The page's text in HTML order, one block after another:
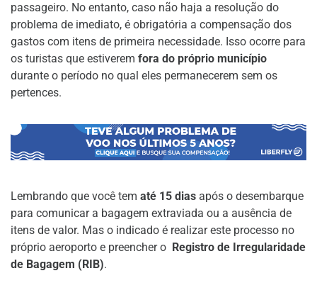
passageiro. No entanto, caso não haja a resolução do
problema de imediato, é obrigatória a compensação dos
gastos com itens de primeira necessidade. Isso ocorre para
os turistas que estiverem fora do próprio município
durante o período no qual eles permanecerem sem os
pertences.
Lembrando que você tem até 15 dias após o desembarque
para comunicar a bagagem extraviada ou a ausência de
itens de valor. Mas o indicado é realizar este processo no
próprio aeroporto e preencher o Registro de Irregularidade
de Bagagem (RIB).